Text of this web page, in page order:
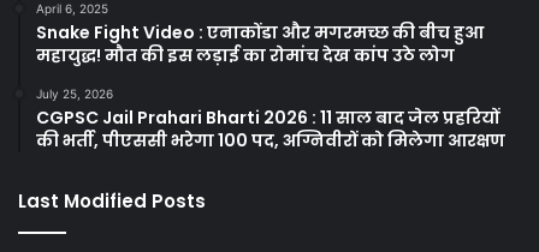
April 6, 2025
Snake Fight Video : एनाकोंडा और मगरमच्छ की बीच हुआ
महायुद्ध! मौत की इस लड़ाई का रोमांच देख कांप उठे लोग
July 25, 2026
CGPSC Jail Prahari Bharti 2026 : 11 साल बाद जेल प्रहरियों
की भर्ती, पीएससी भरेगा 100 पद, अग्निवीरों को मिलेगा आरक्षण
Last Modified Posts